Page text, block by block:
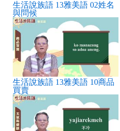
生活說族語 13雅美語 02姓名
與問候
生活說族語 13雅美語 10商品
買賣